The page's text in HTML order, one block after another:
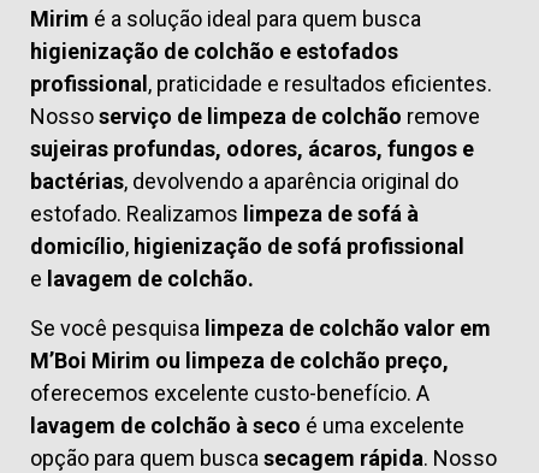
Mirim é a solução ideal para quem busca
higienização de colchão e estofados
profissional, praticidade e resultados eficientes.
Nossoserviço de limpeza de colchão remove
sujeiras profundas, odores, ácaros, fungos e
bactérias, devolvendo a aparência original do
estofado. Realizamos limpeza de sofá à
domicílio, higienização de sofá profissional
e lavagem de colchão.
Se você pesquisa limpeza de colchão valor em
M’Boi Mirim ou limpeza de colchão preço,
oferecemos excelente custo-benefício. A
lavagem de colchão à seco é uma excelente
opção para quem busca secagem rápida. Nosso